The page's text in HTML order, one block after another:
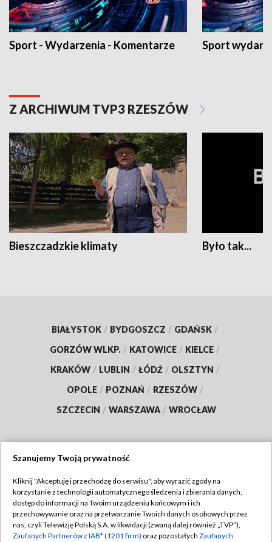
Sport - Wydarzenia - Komentarze Sport
Z ARCHIWUM TVP3 RZESZÓW
Bieszczadzkie klimaty Było tak...
BIAŁYSTOK / BYDGOSZCZ / GDAŃSK /
GORZÓW WLKP. / KATOWICE / KIELCE /
KRAKÓW / LUBLIN / ŁÓDŹ / OLSZTYN /
OPOLE / POZNAŃ / RZESZÓW /
SZCZECIN / WARSZAWA / WROCŁAW
TVP
Abonament TVP
Emisja w TVP
Regulamin TVP
Polityka prywatności
Szanujemy Twoją prywatność
Kliknij "Akceptuję i przechodzę do serwisu", aby wyrazić zgody na
korzystanie z technologii automatycznego śledzenia i zbierania danych,
dostęp do informacji na Twoim urządzeniu końcowym i ich
przechowywanie oraz na przetwarzanie Twoich danych osobowych przez
nas, czyli Telewizję Polską S.A. w likwidacji (zwaną dalej również „TVP”),
Zaufanych Partnerów z IAB* (1201 firm) oraz pozostałych Zaufanych